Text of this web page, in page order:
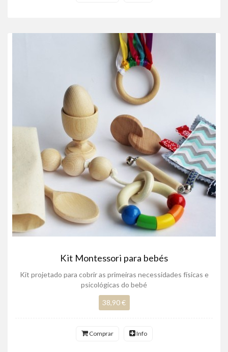
Kit Montessori para bebés
Kit projetado para cobrir as primeiras necessidades físicas e
psicológicas do bebé
38,90 €
Comprar Info